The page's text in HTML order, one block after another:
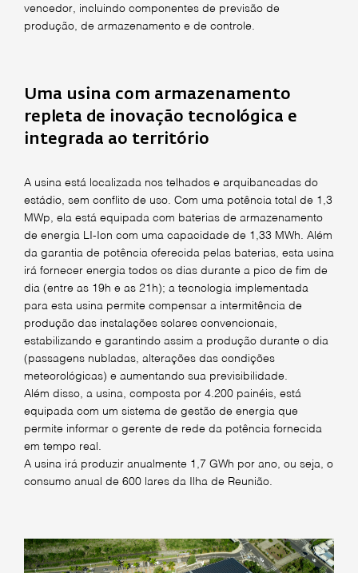
vencedor, incluindo componentes de previsão de
produção, de armazenamento e de controle.
Uma usina com armazenamento
repleta de inovação tecnológica e
integrada ao território
A usina está localizada nos telhados e arquibancadas do
estádio, sem conflito de uso. Com uma potência total de 1,3
MWp, ela está equipada com baterias de armazenamento
de energia LI-Ion com uma capacidade de 1,33 MWh. Além
da garantia de potência oferecida pelas baterias, esta usina
irá fornecer energia todos os dias durante a pico de fim de
dia (entre as 19h e as 21h); a tecnologia implementada
para esta usina permite compensar a intermitência de
produção das instalações solares convencionais,
estabilizando e garantindo assim a produção durante o dia
(passagens nubladas, alterações das condições
meteorológicas) e aumentando sua previsibilidade.
Além disso, a usina, composta por 4.200 painéis, está
equipada com um sistema de gestão de energia que
permite informar o gerente de rede da potência fornecida
em tempo real.
A usina irá produzir anualmente 1,7 GWh por ano, ou seja, o
consumo anual de 600 lares da Ilha de Reunião.